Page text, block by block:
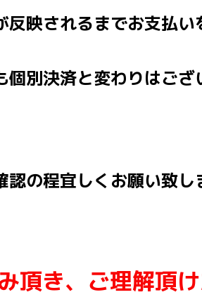
映されるまでお支払い
別決済と変わりはござ
の程宜しくお願い致し
頂き、ご理解頂